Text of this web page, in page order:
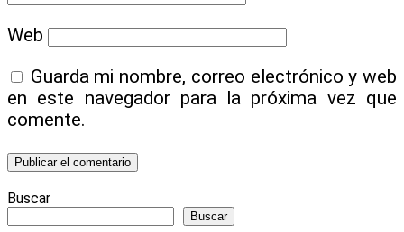
Web
Guarda mi nombre, correo electrónico y web
en este navegador para la próxima vez que
comente.
Buscar
Buscar